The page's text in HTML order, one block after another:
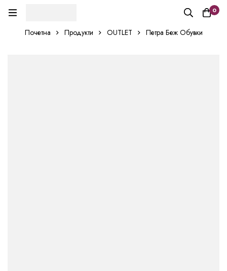
0
Почетна Продукти OUTLET Петра Беж Обувки